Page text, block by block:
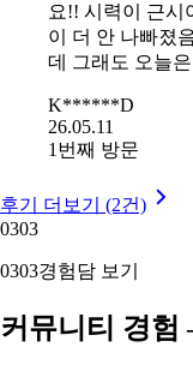
요!! 시력이 근시
이 더 안 나빠졌
데 그래도 오늘은
K******D
26.05.11
1번째 방문
후기 더보기 (2건)
0303
0303경험담 보기
커뮤니티 경